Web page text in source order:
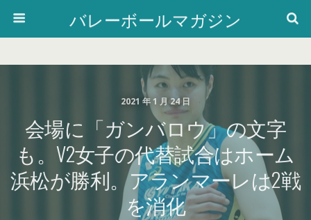
バレーボールマガジン
2021 年 1 月 24 日
会場に「ガンバロウ」の文字
も。V2女子の代替試合はホーム
浜松が勝利。アランマーレは2戦
を消化